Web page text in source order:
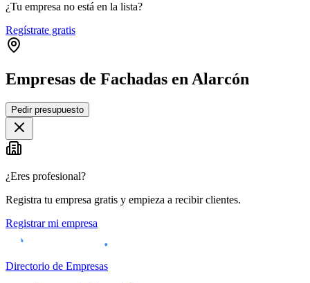
¿Tu empresa no está en la lista?
Regístrate gratis
Empresas de Fachadas en Alarcón
+
−
Pedir presupuesto
¿Eres profesional?
Registra tu empresa gratis y empieza a recibir clientes.
Registrar mi empresa
Directorio de Empresas